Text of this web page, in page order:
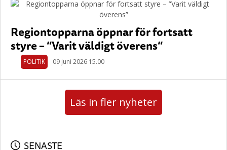
Regiontopparna öppnar för fortsatt
styre – ”Varit väldigt överens”
POLITIK 09 juni 2026 15.00
Läs in fler nyheter
SENASTE